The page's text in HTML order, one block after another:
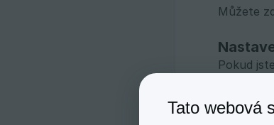
Můžete
Pokud
objemu
Allegro.
Tato webová